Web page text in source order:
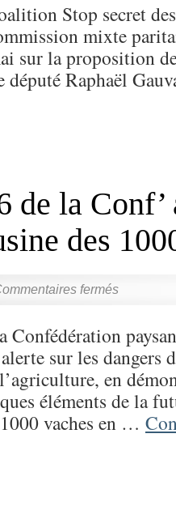
Stop secret
mixte
sur la proposition
député Raphaël
de la Conf’
des
fermés
Confédération
sur les dangers
en
éléments de la
vaches en …